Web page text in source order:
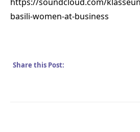
basili-women-at-business
Share this Post: